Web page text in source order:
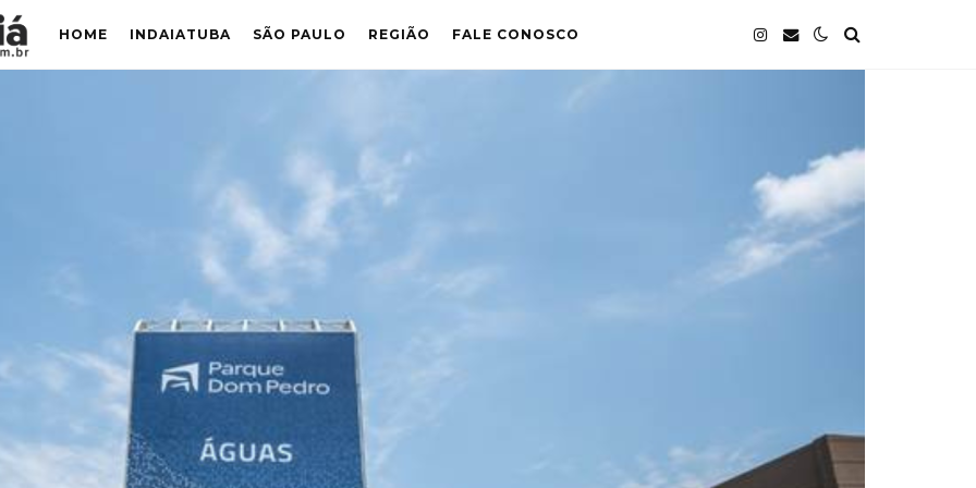
HOME INDAIATUBA SÃO PAULO REGIÃO FALE CONOSCO